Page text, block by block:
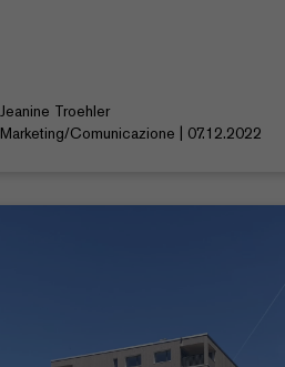
Jeanine Troehler
Marketing/Comunicazione | 07.12.2022